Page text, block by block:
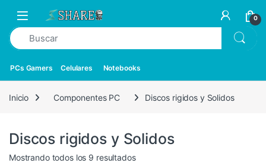
0
PCs Gamers Celulares Notebooks
Inicio Componentes PC Discos rigidos y Solidos
Discos rigidos y Solidos
Mostrando todos los 9 resultados